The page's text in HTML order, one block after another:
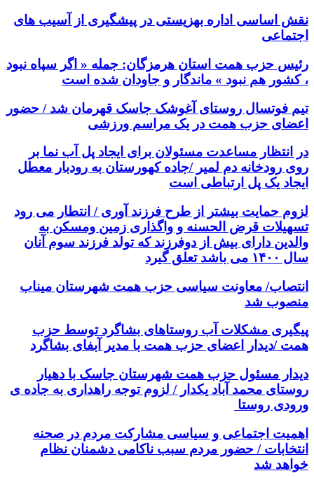
نقش اساسی اداره بهزیستی در پیشگیری از آسیب های
اجتماعی
رئیس حزب همت استان هرمزگان: جمله « اگر سپاه نبود
، کشور هم نبود » ماندگار و جاودان شده است
تیم فوتسال روستای آغوشک جاسک قهرمان شد / حضور
اعضای حزب همت در یک مراسم ورزشی
در انتظار مساعدت مسئولان برای ایجاد پل آب نما بر
روی رودخانه دم لمیر /جاده کهورستان به رودبار معطل
ایجاد یک پل ارتباطی است
لزوم حمایت بیشتر از طرح فرزند آوری / انتطار می رود
تسهیلات قرض الحسنه و واگذاری زمین ومسکن به
والدین دارای بیش از دوفرزند که تولد فرزند سوم آنان
سال ۱۴۰۰ می باشد تعلق گیرد
انتصاب/ معاونت سیاسی حزب همت شهرستان میناب
منصوب شد
پیگیری مشکلات آب روستاهای بشاگرد توسط حزب
همت /دیدار اعضای حزب همت با مدیر آبفای بشاگرد
دیدار مسئول حزب همت شهرستان جاسک با دهیار
روستای محمد آباد یکدار / لزوم توجه راهداری به جاده ی
ورودی روستا
اهمیت اجتماعی و سیاسی مشارکت مردم در صحنه
انتخابات / حضور مردم سبب ناکامی دشمنان نظام
خواهد شد